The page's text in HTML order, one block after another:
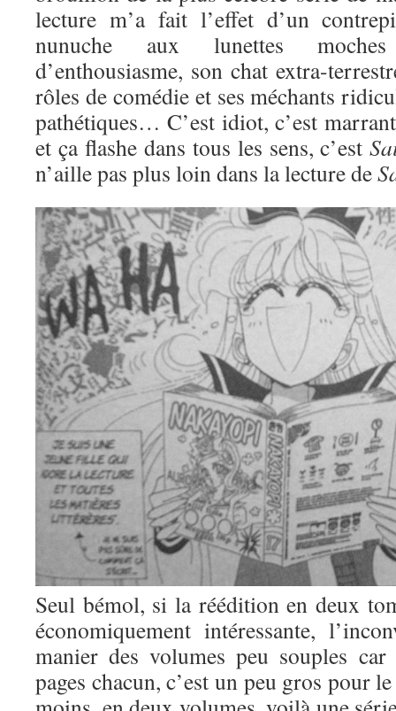
lecture m’a fait l’effet d’un
nunuche aux lunettes
d’enthousiasme, son chat extra-
rôles de comédie et ses méchants
pathétiques… C’est idiot, c’est
et ça flashe dans tous les sens, c’est
n’aille pas plus loin dans la lecture de
Seul bémol, si la réédition en deux
économiquement intéressante,
manier des volumes peu souples
pages chacun, c’est un peu gros pour